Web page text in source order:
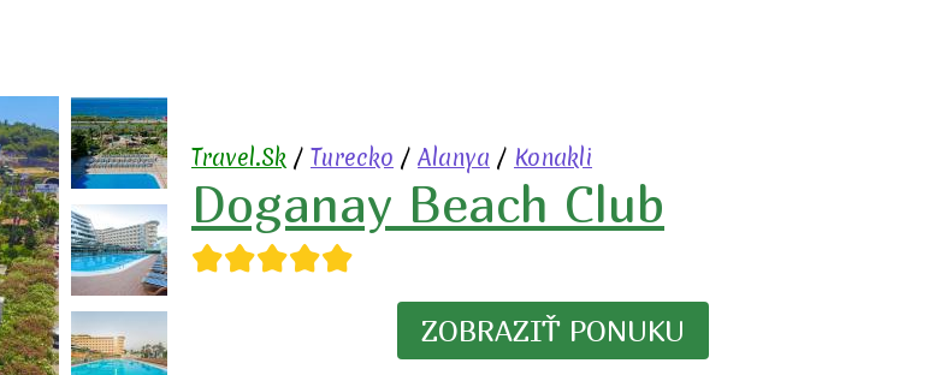
Travel.Sk / Turecko / Alanya / Konakli
Doganay Beach Club
★★★★★
ZOBRAZIŤ PONUKU